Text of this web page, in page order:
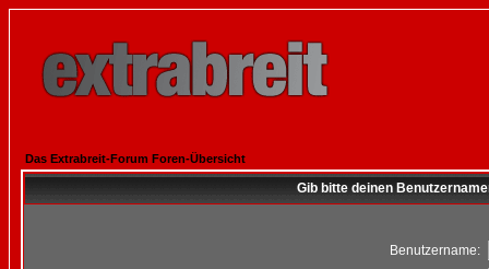
Das Extrabreit-Forum Foren-Übersicht
Gib bitte deinen
Benutzername: